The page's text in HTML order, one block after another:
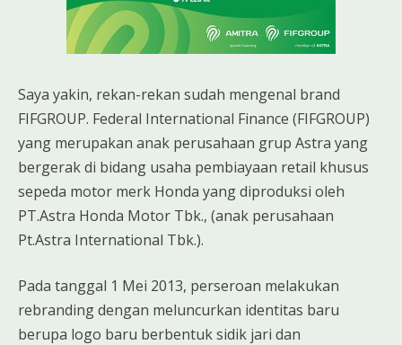
Saya yakin, rekan-rekan sudah mengenal brand
FIFGROUP. Federal International Finance (FIFGROUP)
yang merupakan anak perusahaan grup Astra yang
bergerak di bidang usaha pembiayaan retail khusus
sepeda motor merk Honda yang diproduksi oleh
PT.Astra Honda Motor Tbk., (anak perusahaan
Pt.Astra International Tbk.).
Pada tanggal 1 Mei 2013, perseroan melakukan
rebranding dengan meluncurkan identitas baru
berupa logo baru berbentuk sidik jari dan